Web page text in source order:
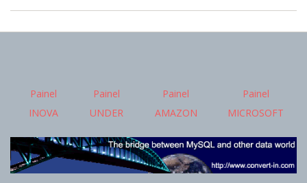
Painel
INOVA
Painel
UNDER
Painel
AMAZON
Painel
MICROSOFT